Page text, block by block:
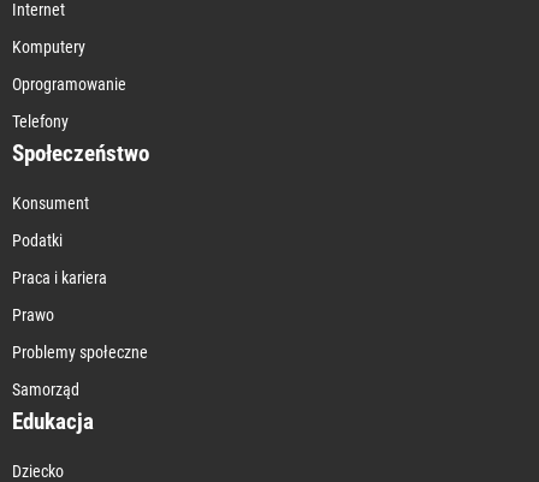
Internet
Komputery
Oprogramowanie
Telefony
Społeczeństwo
Konsument
Podatki
Praca i kariera
Prawo
Problemy społeczne
Samorząd
Edukacja
Dziecko